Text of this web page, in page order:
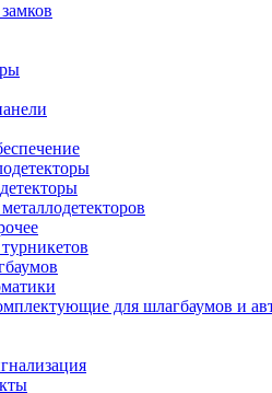
для шлагбаумов и